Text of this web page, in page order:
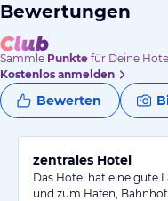
Bewertungen
Sammle Punkte für Deine
Kostenlos anmelden
Bewerten
zentrales Hotel
Das Hotel hat eine gute
und zum Hafen, Bahnhof